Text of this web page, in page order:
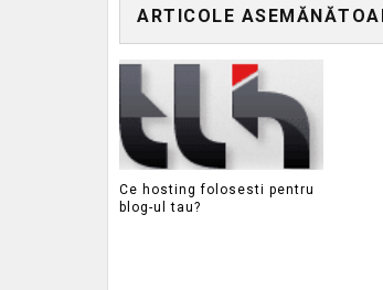
ARTICOLE
Ce hosting folosesti pentru
blog-ul tau?